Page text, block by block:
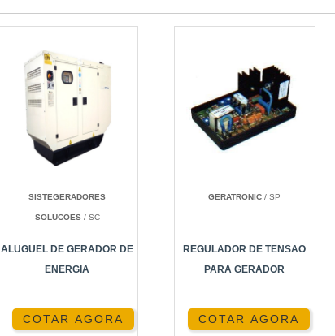
SISTEGERADORES
SOLUCOES/ SC
ALUGUEL DE GERADOR DE
ENERGIA
COTAR AGORA
GERATRONIC / SP
REGULADOR DE TENSAO
PARA GERADOR
COTAR AGORA